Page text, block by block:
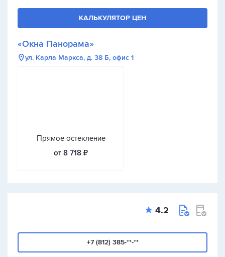
КАЛЬКУЛЯТОР ЦЕН
«Окна Панорама»
ул. Карла Маркса, д. 38 Б, офис 1
Прямое остекление
от 8 718 ₽
4.2
+7 (812) 385-**-**